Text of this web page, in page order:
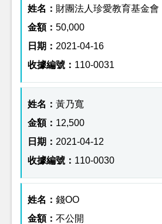
財團法人珍愛教育基金會
50,000
2021-04-16
110-0031
黃乃寬
12,500
2021-04-12
110-0030
錢OO
不公開